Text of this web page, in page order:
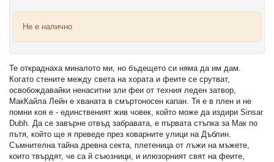
Не е налично
Те откраднаха миналото ми, но бъдещето си няма да им дам.
Когато стените между света на хората и феите се срутват,
освобождавайки ненаситни зли феи от техния леден затвор,
МакКайла Лейн е хваната в смъртоносен капан. Тя е в плен и не
помни коя е - единственият жив човек, който може да издири Sinsar
Dubh. Да се завърне отвъд забравата, е първата стъпка за Мак по
пътя, който ще я преведе през коварните улици на Дъблин.
Съмнителна тайна древна секта, плетеница от лъжи на мъжете,
които твърдят, че са й съюзници, и илюзорният свят на феите,